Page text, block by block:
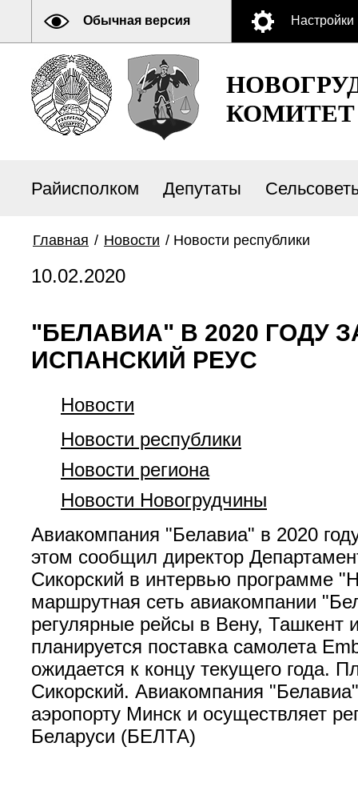
Обычная версия Настройки
КОМИТЕТ
Райисполком Депутаты
Главная / Новости / Новости республики
10.02.2020
"БЕЛАВИА" В 2020 ГОДУ
ИСПАНСКИЙ РЕУС
Новости
Новости республики
Новости региона
Новости Новогрудчины
Авиакомпания "Белавиа" в 2020
этом сообщил директор
Сикорский в интервью программе
маршрутная сеть авиакомпании
регулярные рейсы в Вену, Ташкент
планируется поставка самолета
ожидается к концу текущего года.
Сикорский. Авиакомпания
аэропорту Минск и осуществляет
Беларуси (БЕЛТА)